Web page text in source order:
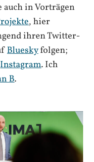
in Vorträgen
, hier
ihren Twitter-
Blueskyfolgen;
Instagram. Ich
B.